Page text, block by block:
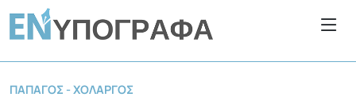
ΠΑΠΆΓΟΣ - ΧΟΛΑΡΓΌΣ